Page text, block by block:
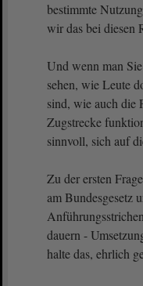
bestimmte
wir das bei diesen
Und wenn man
sehen, wie Leute
sind, wie auch die
Zugstrecke
sinnvoll, sich auf
Zu der ersten
am Bundesgesetz
dauern -
halte das, ehrlich